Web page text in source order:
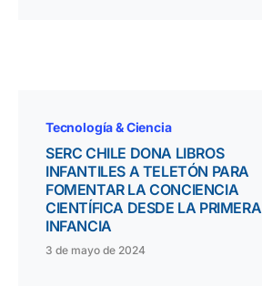
Tecnología & Ciencia
SERC CHILE DONA LIBROS
INFANTILES A TELETÓN PARA
FOMENTAR LA CONCIENCIA
CIENTÍFICA DESDE LA PRIMERA
INFANCIA
3 de mayo de 2024